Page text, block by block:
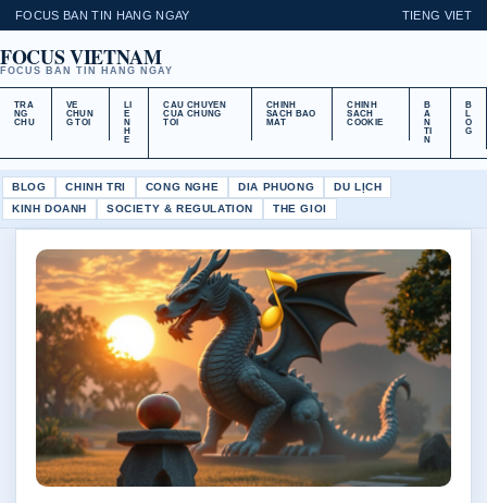
FOCUS BAN TIN HANG NGAY TIENG VIET
FOCUS VIETNAM
FOCUS BAN TIN HANG NGAY
TRA
NG
CHU
VE
CHUN
G TOI
LI
E
N
H
E
CAU CHUYEN
CUA CHUNG
TOI
CHINH
SACH BAO
MAT
CHINH
SACH
COOKIE
B
A
N
TI
N
B
L
O
G
BLOG CHINH TRI CONG NGHE DIA PHUONG
DU LỊCH
KINH DOANH
SOCIETY & REGULATION THE GIOI